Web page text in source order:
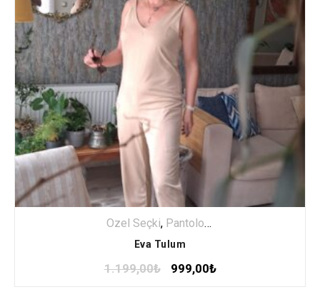
Özel Seçki, Pantolon Tulum
Eva Tulum
1.199,00₺ 999,00₺